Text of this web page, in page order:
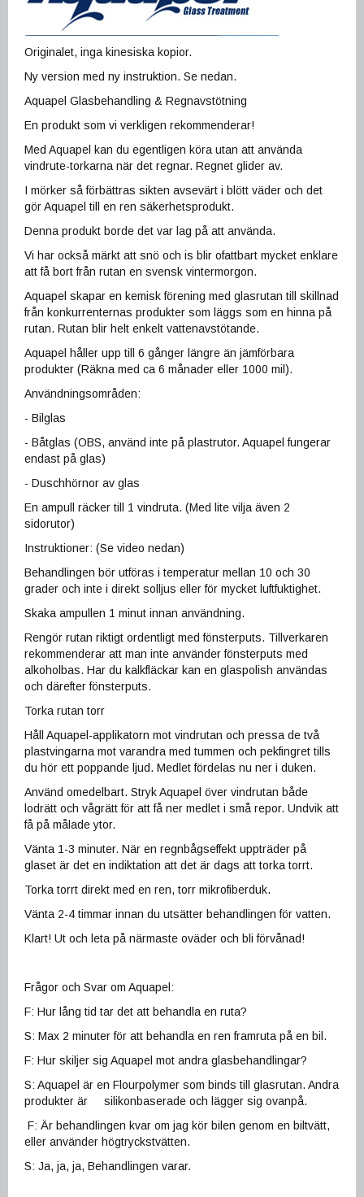
Originalet, inga kinesiska kopior.
Ny version med ny instruktion. Se nedan.
Aquapel Glasbehandling & Regnavstötning
En produkt som vi verkligen rekommenderar!
Med Aquapel kan du egentligen köra utan att använda
vindrute-torkarna när det regnar. Regnet glider av.
I mörker så förbättras sikten avsevärt i blött väder och det
gör Aquapel till en ren säkerhetsprodukt.
Denna produkt borde det var lag på att använda.
Vi har också märkt att snö och is blir ofattbart mycket enklare
att få bort från rutan en svensk vintermorgon.
Aquapel skapar en kemisk förening med glasrutan till skillnad
från konkurrenternas produkter som läggs som en hinna på
rutan. Rutan blir helt enkelt vattenavstötande.
Aquapel håller upp till 6 gånger längre än jämförbara
produkter (Räkna med ca 6 månader eller 1000 mil).
Användningsområden:
- Bilglas
- Båtglas (OBS, använd inte på plastrutor. Aquapel fungerar
endast på glas)
- Duschhörnor av glas
En ampull räcker till 1 vindruta. (Med lite vilja även 2
sidorutor)
Instruktioner: (Se video nedan)
Behandlingen bör utföras i temperatur mellan 10 och 30
grader och inte i direkt solljus eller för mycket luftfuktighet.
Skaka ampullen 1 minut innan användning.
Rengör rutan riktigt ordentligt med fönsterputs. Tillverkaren
rekommenderar att man inte använder fönsterputs med
alkoholbas. Har du kalkfläckar kan en glaspolish användas
och därefter fönsterputs.
Torka rutan torr
Håll Aquapel-applikatorn mot vindrutan och pressa de två
plastvingarna mot varandra med tummen och pekfingret tills
du hör ett poppande ljud. Medlet fördelas nu ner i duken.
Använd omedelbart. Stryk Aquapel över vindrutan både
lodrätt och vågrätt för att få ner medlet i små repor. Undvik att
få på målade ytor.
Vänta 1-3 minuter. När en regnbågseffekt uppträder på
glaset är det en indiktation att det är dags att torka torrt.
Torka torrt direkt med en ren, torr mikrofiberduk.
Vänta 2-4 timmar innan du utsätter behandlingen för vatten.
Klart! Ut och leta på närmaste oväder och bli förvånad!
Frågor och Svar om Aquapel:
F: Hur lång tid tar det att behandla en ruta?
S: Max 2 minuter för att behandla en ren framruta på en bil.
F: Hur skiljer sig Aquapel mot andra glasbehandlingar?
S: Aquapel är en Flourpolymer som binds till glasrutan. Andra
produkter är silikonbaserade och lägger sig ovanpå.
F: Är behandlingen kvar om jag kör bilen genom en biltvätt,
eller använder högtryckstvätten.
S: Ja, ja, ja, Behandlingen varar.